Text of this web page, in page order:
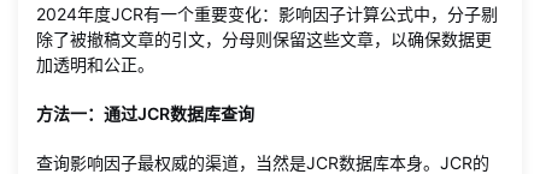
2024年度JCR有一个重要变化：影响因子计算公式中，分子剔
除了被撤稿文章的引文，分母则保留这些文章，以确保数据更
加透明和公正。
方法一：通过JCR数据库查询
查询影响因子最权威的渠道，当然是JCR数据库本身。JCR的